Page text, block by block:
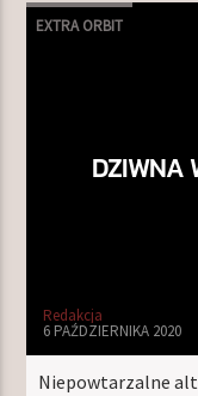
EXTRA ORBIT
DZIWNA
Redakcja
6 PAŹDZIERNIKA 2020
Niepowtarzalne